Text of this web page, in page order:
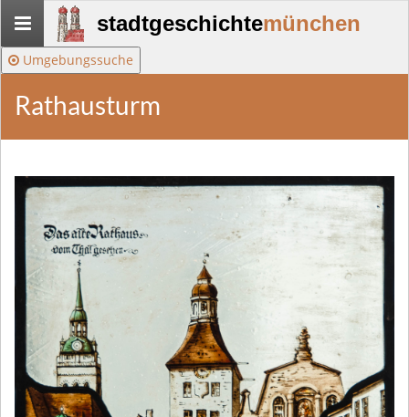
Stadtgeschichte-
München
stadtgeschichtemünchen
Umgebungssuche
Rathausturm